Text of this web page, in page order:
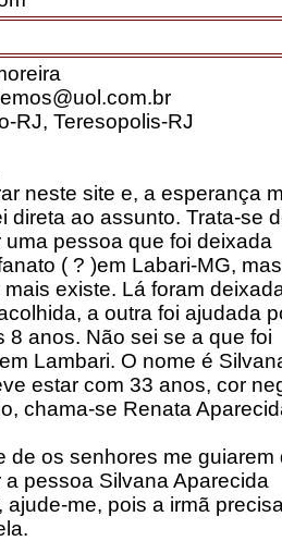
RJ, Teresopolis-RJ
neste site e, a esperança
direta ao assunto. Trata-se
pessoa que foi deixada
( ? )em Labari-MG,
existe. Lá foram
a outra foi ajudada
8 anos. Não sei se a que foi
Lambari. O nome é
estar com 33 anos, cor
chama-se Renata
de os senhores me guiarem
pessoa Silvana Aparecida
ajude-me, pois a irmã